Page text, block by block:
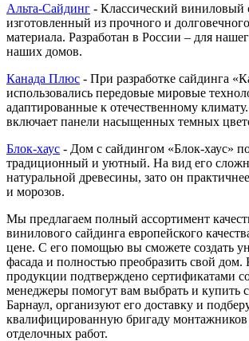
Альта-Сайдинг - Классический виниловый
изготовленный из прочного и
материала. Разработан в России – для
наших домов.
Канада Плюс - При разработке сайдинга
использовались передовые мировые
адаптированные к отечественному
включает панели насыщенных темных
Блок-хаус - Дом с сайдингом «Блок-хаус»
традиционный и уютный. На вид его
натуральной древесины, зато он
и морозов.
Мы предлагаем полный ассортимент
винилового сайдинга европейского
цене. С его помощью вы сможете создать
фасада и полностью преобразить свой дом.
продукции подтверждено сертификатами
менеджеры помогут вам выбрать и купить
Барнаул, организуют его доставку и
квалифицированную бригаду монтажников
отделочных работ.